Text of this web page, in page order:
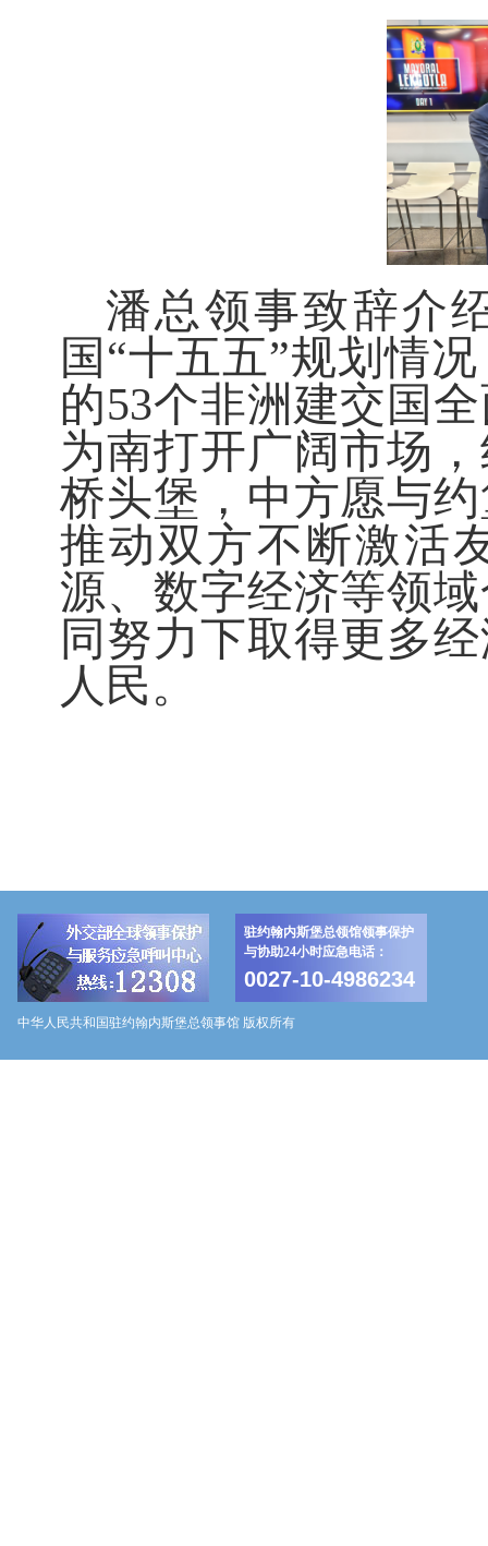
潘总领事致辞介
国“十五五”规划情
的53个非洲建交国
为南打开广阔市场
桥头堡，中方愿与
推动双方不断激活
源、数字经济等领
同努力下取得更多
人民。
驻约翰内斯堡总领馆领事保护
与协助24小时应急电话：
0027-10-4986234
中华人民共和国驻约翰内斯堡总领事馆 版权所有